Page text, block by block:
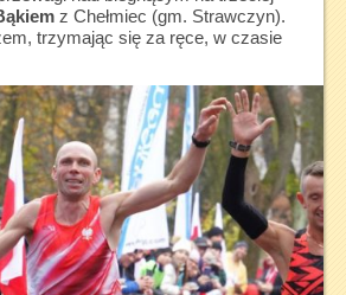
z Chełmiec (gm. Strawczyn).
trzymając się za ręce, w czasie